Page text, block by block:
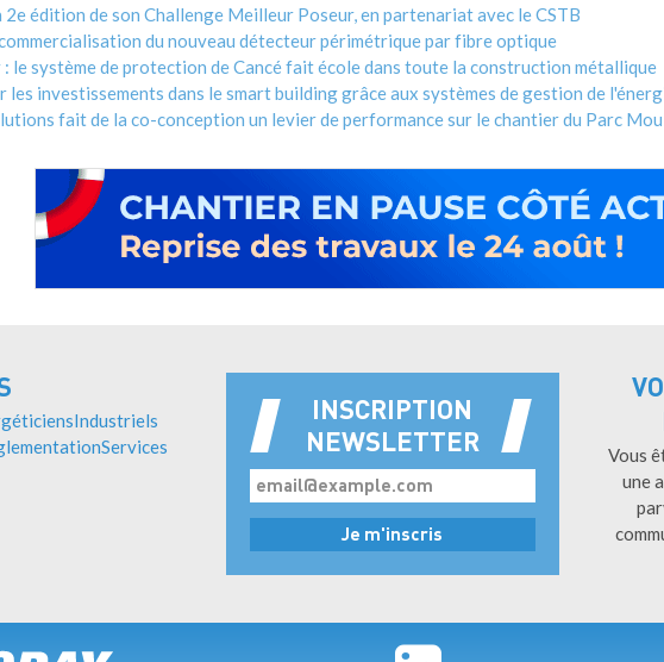
édition de son Challenge Meilleur Poseur, en partenariat avec le CSTB
du nouveau détecteur périmétrique par fibre optique
: le système de protection de Cancé fait école dans toute la construction métallique
les investissements dans le smart building grâce aux systèmes de gestion de
fait de la co-conception un levier de performance sur le chantier du Parc
Industriels
Services
INSCRIPTION
NEWSLETTER
Vous
une